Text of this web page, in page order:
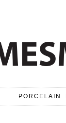
PORCELAIN